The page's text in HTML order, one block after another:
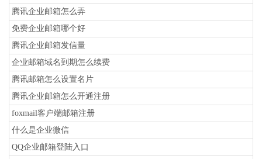
腾讯企业邮箱怎么弄
免费企业邮箱哪个好
腾讯企业邮箱发信量
企业邮箱域名到期怎么续费
腾讯邮箱怎么设置名片
腾讯企业邮箱怎么开通注册
foxmail客户端邮箱注册
什么是企业微信
QQ企业邮箱登陆入口